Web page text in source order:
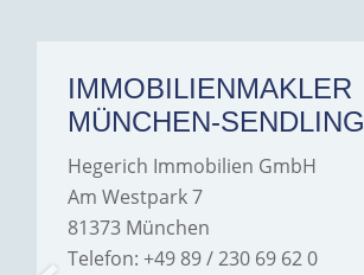
IMMOBILIENMAKLER
MÜNCHEN-SENDLING
Hegerich Immobilien GmbH
Am Westpark 7
81373 München
Telefon: +49 89 / 230 69 62 0